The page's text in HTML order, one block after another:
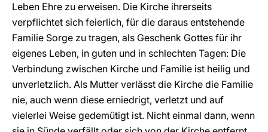
Leben Ehre zu erweisen. Die Kirche ihrerseits
verpflichtet sich feierlich, für die daraus entstehende
Familie Sorge zu tragen, als Geschenk Gottes für ihr
eigenes Leben, in guten und in schlechten Tagen: Die
Verbindung zwischen Kirche und Familie ist heilig und
unverletzlich. Als Mutter verlässt die Kirche die Familie
nie, auch wenn diese erniedrigt, verletzt und auf
vielerlei Weise gedemütigt ist. Nicht einmal dann, wenn